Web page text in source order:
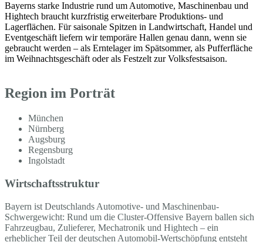
Bayerns starke Industrie rund um Automotive, Maschinenbau und
Hightech braucht kurzfristig erweiterbare Produktions- und
Lagerflächen. Für saisonale Spitzen in Landwirtschaft, Handel und
Eventgeschäft liefern wir temporäre Hallen genau dann, wenn sie
gebraucht werden – als Erntelager im Spätsommer, als Pufferfläche
im Weihnachtsgeschäft oder als Festzelt zur Volksfestsaison.
Region im Porträt
München
Nürnberg
Augsburg
Regensburg
Ingolstadt
Wirtschaftsstruktur
Bayern ist Deutschlands Automotive- und Maschinenbau-
Schwergewicht: Rund um die Cluster-Offensive Bayern ballen sich
Fahrzeugbau, Zulieferer, Mechatronik und Hightech – ein
erheblicher Teil der deutschen Automobil-Wertschöpfung entsteht